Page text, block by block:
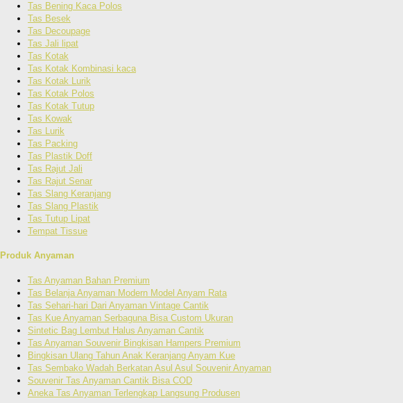
Tas Bening Kaca Polos
Tas Besek
Tas Decoupage
Tas Jali lipat
Tas Kotak
Tas Kotak Kombinasi kaca
Tas Kotak Lurik
Tas Kotak Polos
Tas Kotak Tutup
Tas Kowak
Tas Lurik
Tas Packing
Tas Plastik Doff
Tas Rajut Jali
Tas Rajut Senar
Tas Slang Keranjang
Tas Slang Plastik
Tas Tutup Lipat
Tempat Tissue
Produk Anyaman
Tas Anyaman Bahan Premium
Tas Belanja Anyaman Modern Model Anyam Rata
Tas Sehari-hari Dari Anyaman Vintage Cantik
Tas Kue Anyaman Serbaguna Bisa Custom Ukuran
Sintetic Bag Lembut Halus Anyaman Cantik
Tas Anyaman Souvenir Bingkisan Hampers Premium
Bingkisan Ulang Tahun Anak Keranjang Anyam Kue
Tas Sembako Wadah Berkatan Asul Asul Souvenir Anyaman
Souvenir Tas Anyaman Cantik Bisa COD
Aneka Tas Anyaman Terlengkap Langsung Produsen